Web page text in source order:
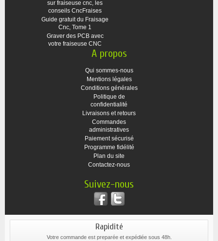
sur fraiseuse cnc, les
conseils CncFraises
Guide gratuit du Fraisage
Cnc, Tome 1
Graver des PCB avec
votre fraiseuse CNC
A propos
Qui sommes-nous
Mentions légales
Conditions générales
Politique de
confidentialité
Livraisons et retours
Commandes
administratives
Paiement sécurisé
Programme fidélité
Plan du site
Contactez-nous
Suivez-nous
Rapidité
Votre commande est preparée et expédiée sous 48h.